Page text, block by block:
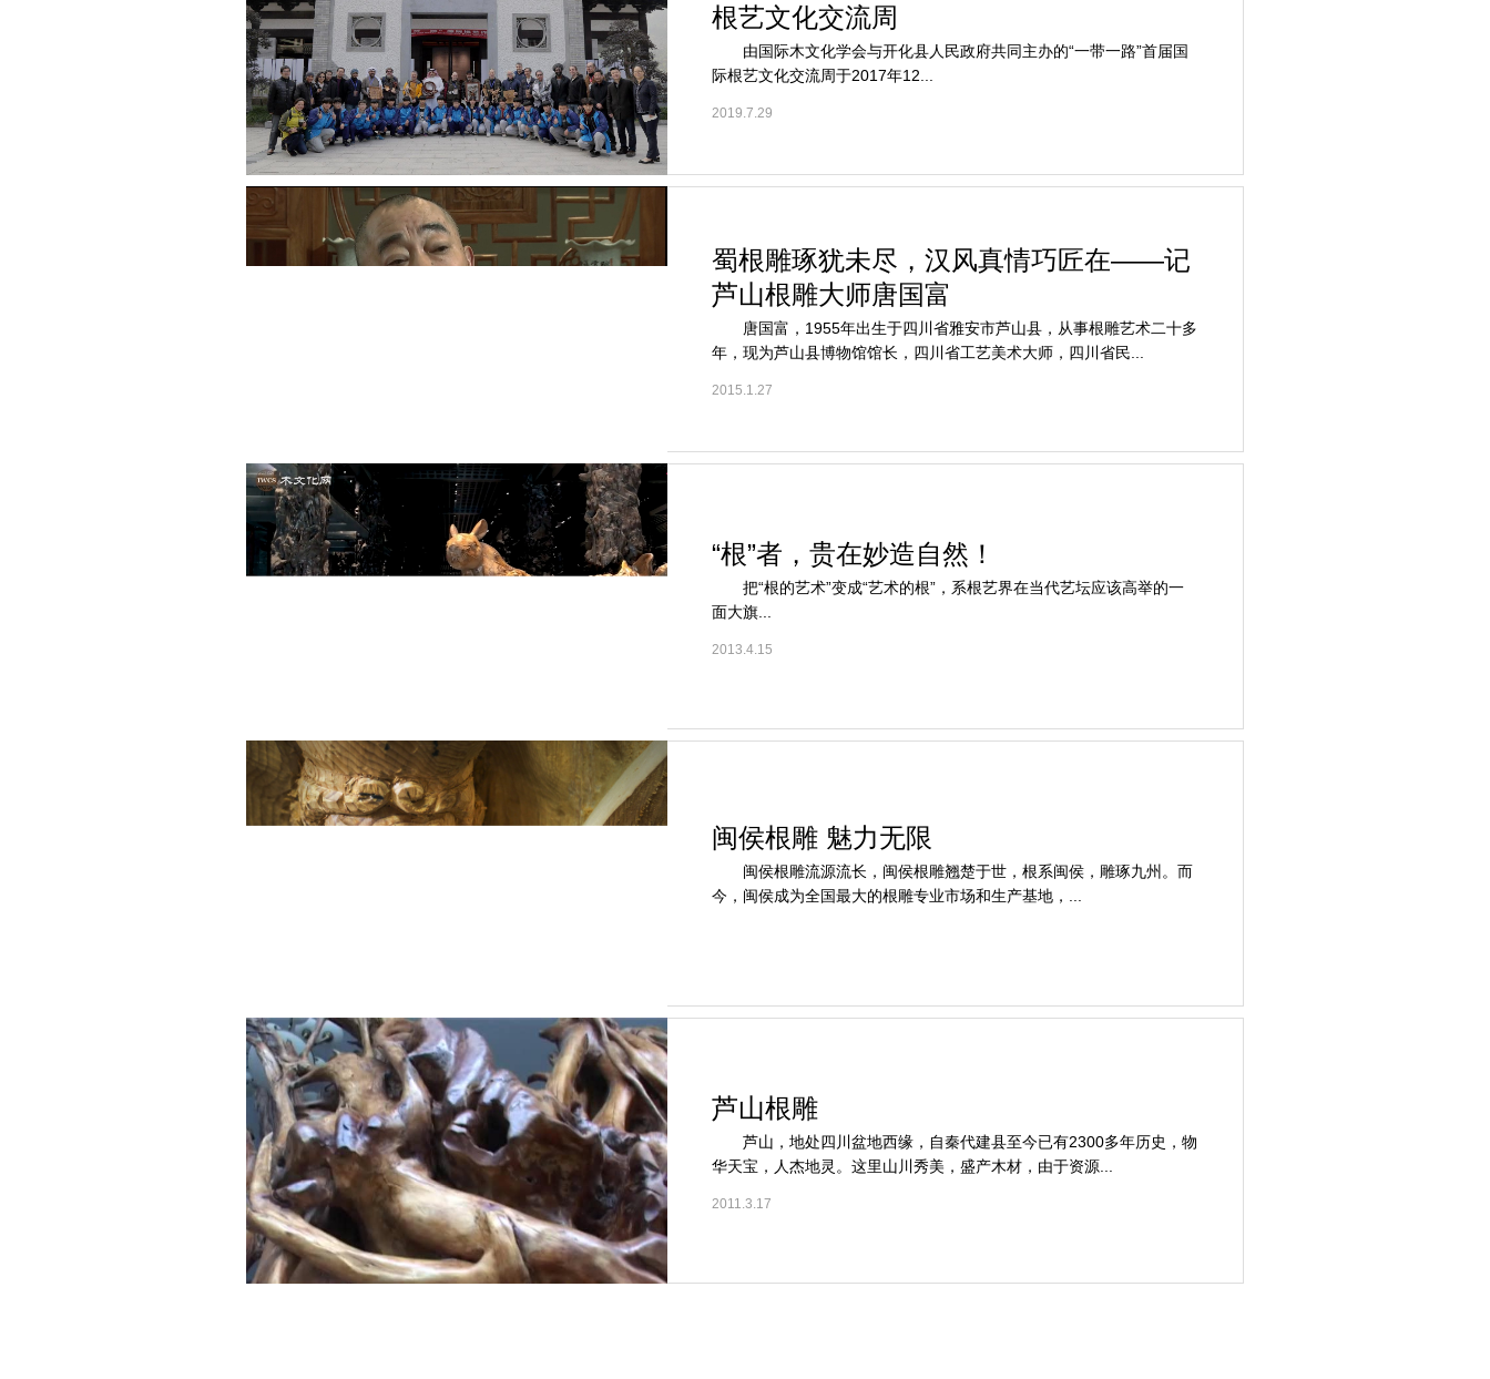
根艺文化交流周
由国际木文化学会与开化县人民政府共同主办的“一带一路”首届国
际根艺文化交流周于2017年12...
2019.7.29
蜀根雕琢犹未尽，汉风真情巧匠在——记
芦山根雕大师唐国富
唐国富，1955年出生于四川省雅安市芦山县，从事根雕艺术二十多
年，现为芦山县博物馆馆长，四川省工艺美术大师，四川省民...
2015.1.27
“根”者，贵在妙造自然！
把“根的艺术”变成“艺术的根”，系根艺界在当代艺坛应该高举的一
面大旗...
2013.4.15
闽侯根雕 魅力无限
闽侯根雕流源流长，闽侯根雕翘楚于世，根系闽侯，雕琢九州。而
今，闽侯成为全国最大的根雕专业市场和生产基地，...
芦山根雕
芦山，地处四川盆地西缘，自秦代建县至今已有2300多年历史，物
华天宝，人杰地灵。这里山川秀美，盛产木材，由于资源...
2011.3.17